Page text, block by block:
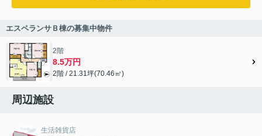
エスペランサＢ棟の募集中物件
2階
8.5万円
2階 / 21.31坪(70.46㎡)
周辺施設
生活雑貨店